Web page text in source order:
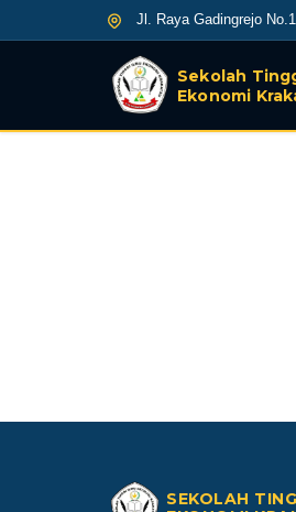
Jl. Raya Gadingrejo
Sekolah
Ekonomi
SEKOLAH